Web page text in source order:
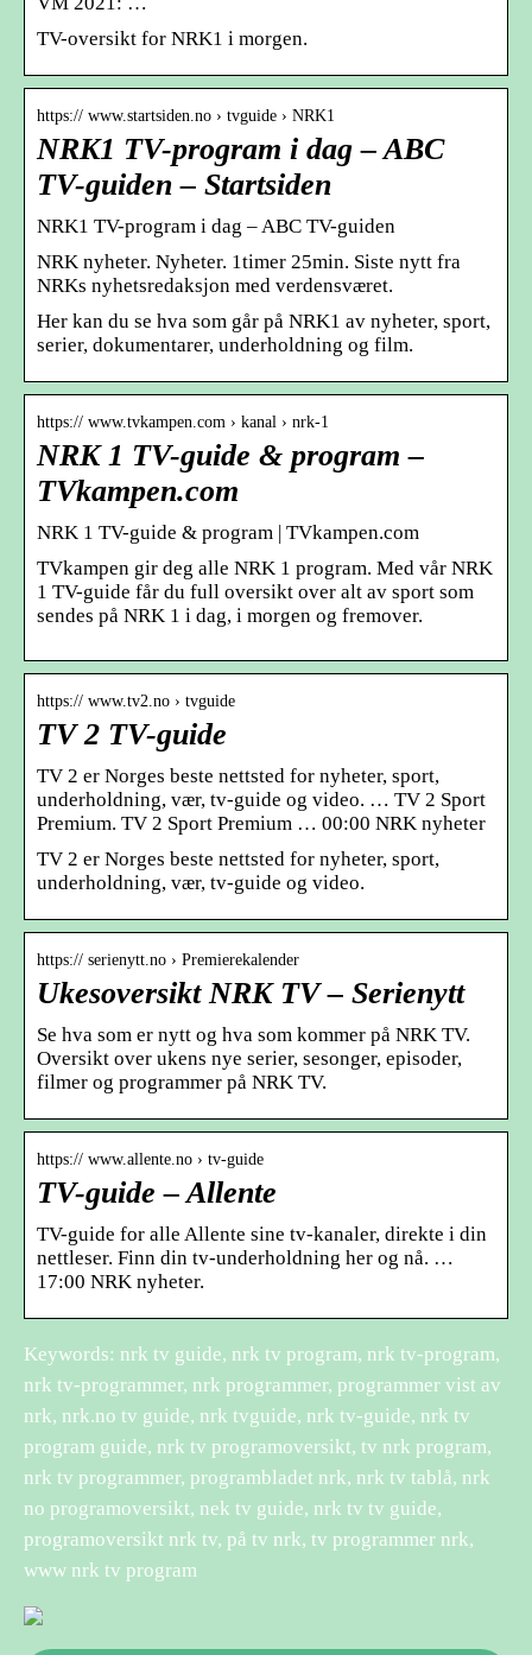
TV-oversikt for NRK1 i morgen.
https:// www.startsiden.no › tvguide › NRK1
NRK1 TV-program i dag – ABC
TV-guiden – Startsiden
NRK1 TV-program i dag – ABC TV-guiden
NRK nyheter. Nyheter. 1timer 25min. Siste nytt fra
NRKs nyhetsredaksjon med verdensværet.
Her kan du se hva som går på NRK1 av nyheter, sport,
serier, dokumentarer, underholdning og film.
https:// www.tvkampen.com › kanal › nrk-1
NRK 1 TV-guide & program –
TVkampen.com
NRK 1 TV-guide & program | TVkampen.com
TVkampen gir deg alle NRK 1 program. Med vår NRK
1 TV-guide får du full oversikt over alt av sport som
sendes på NRK 1 i dag, i morgen og fremover.
https:// www.tv2.no › tvguide
TV 2 TV-guide
TV 2 er Norges beste nettsted for nyheter, sport,
underholdning, vær, tv-guide og video. … TV 2 Sport
Premium. TV 2 Sport Premium … 00:00 NRK nyheter
TV 2 er Norges beste nettsted for nyheter, sport,
underholdning, vær, tv-guide og video.
https:// serienytt.no › Premierekalender
Ukesoversikt NRK TV – Serienytt
Se hva som er nytt og hva som kommer på NRK TV.
Oversikt over ukens nye serier, sesonger, episoder,
filmer og programmer på NRK TV.
https:// www.allente.no › tv-guide
TV-guide – Allente
TV-guide for alle Allente sine tv-kanaler, direkte i din
nettleser. Finn din tv-underholdning her og nå. …
17:00 NRK nyheter.
Keywords: nrk tv guide, nrk tv program, nrk tv-program,
nrk tv-programmer, nrk programmer, programmer vist av
nrk, nrk.no tv guide, nrk tvguide, nrk tv-guide, nrk tv
program guide, nrk tv programoversikt, tv nrk program,
nrk tv programmer, programbladet nrk, nrk tv tablå, nrk
no programoversikt, nek tv guide, nrk tv tv guide,
programoversikt nrk tv, på tv nrk, tv programmer nrk,
www nrk tv program